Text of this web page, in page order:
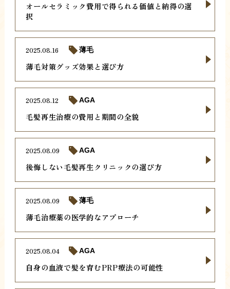
オールセラミック費用で得られる価値と納得の選
択
薄毛対策グッズ効果と選び方
2025.08.16 薄毛
毛髪再生治療の費用と期間の全貌
2025.08.12 AGA
後悔しない毛髪再生クリニックの選び方
2025.08.09 AGA
薄毛治療薬の医学的なアプローチ
2025.08.09 薄毛
自身の血液で髪を育むPRP療法の可能性
2025.08.04 AGA